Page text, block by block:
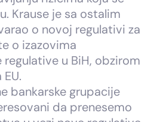
Krause je sa ostalim
o novoj regulativi za
o izazovima
u BiH, obzirom
bankarske grupacije
da prenesemo